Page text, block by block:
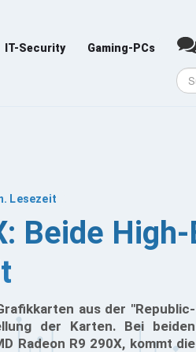
IT-Security Gaming-PCs
Lesezeit
Beide
aus der "Republic-
der Karten. Bei beiden
Radeon R9 290X, kommt die